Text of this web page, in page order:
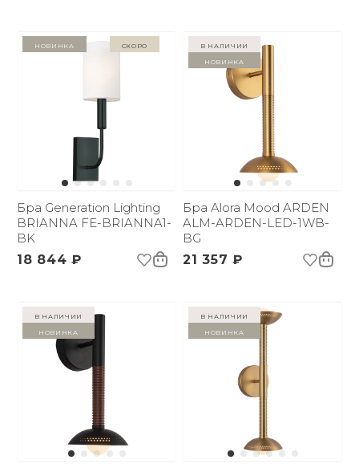
Новинка Скоро
Бра Generation Lighting
BRIANNA FE-BRIANNA1-
BK
18 844 ₽
в наличии
Новинка
Бра Alora Mood ARDEN
ALM-ARDEN-LED-1WB-
BG
21 357 ₽
в наличии
Новинка
в наличии
Новинка